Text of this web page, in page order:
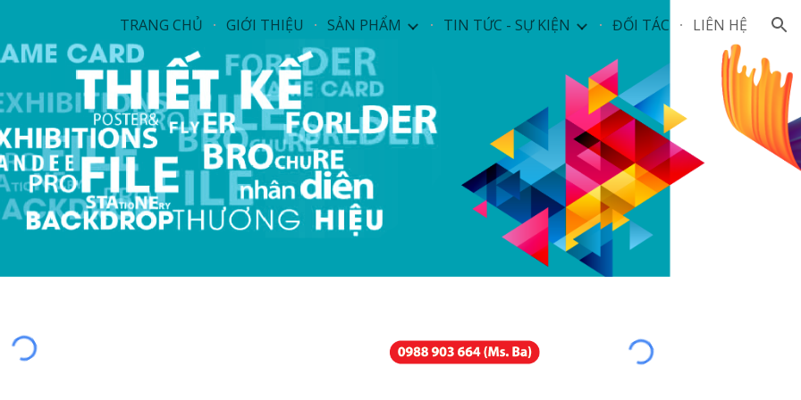
Skip to navigation
TRANG CHỦ GIỚI THIỆU SẢN PHẨM TIN TỨC - SỰ KIỆN ĐỐI TÁC LIÊN HỆ